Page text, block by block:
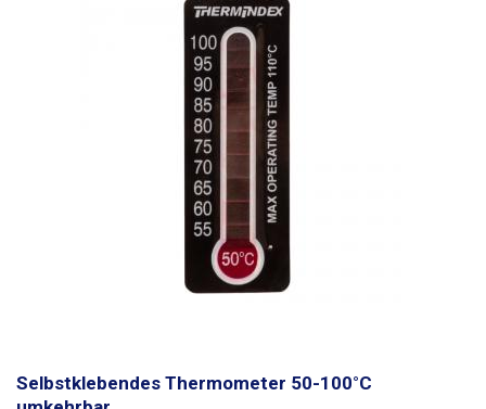
(Transport- und Kühlboxen), im Aquarium, in Lagerräumen oder zur
Temperaturmessung in Rohrleitungssystemen mit
Warmwasserzirkulation verwendet.
Selbstklebendes Thermometer 50-100°C